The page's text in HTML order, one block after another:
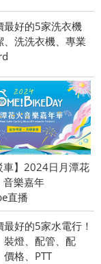
最好的5家洗衣機
洗洗衣機、專業
車】2024日月潭花
音樂嘉年
直播
最好的5家水電行！
裝燈、配管、配
格、PTT